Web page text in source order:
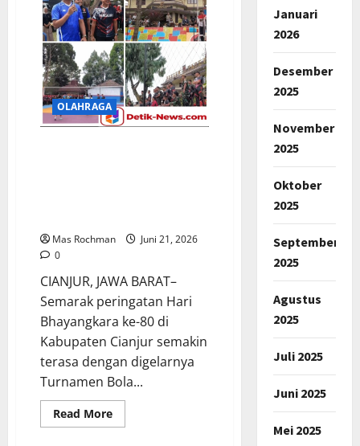
Besar
TNI
Perkuat
Soliditas
melalui
Mini
Soccer
OLAHRAGA
Mas Rochman
Juni 21, 2026
0
CIANJUR, JAWA BARAT–
Semarak peringatan Hari
Bhayangkara ke-80 di
Kabupaten Cianjur semakin
terasa dengan digelarnya
Turnamen Bola...
Read MoreRead
more
Januari
2026
Desember
2025
November
2025
Oktober
2025
September
2025
Agustus
2025
Juli 2025
Juni 2025
Mei 2025